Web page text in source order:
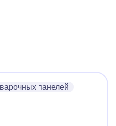
панелей